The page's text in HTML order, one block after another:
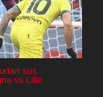
sus
vs Lille